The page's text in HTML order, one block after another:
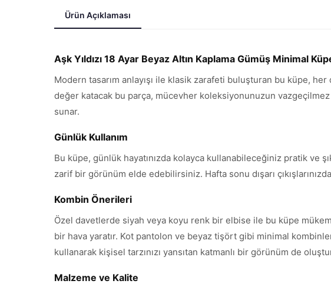
Ürün Açıklaması
Aşk Yıldızı 18 Ayar Beyaz Altın Kaplama Gümüş Minimal
Modern tasarım anlayışı ile klasik zarafeti buluşturan bu küpe, her
değer katacak bu parça, mücevher koleksiyonunuzun
sunar.
Günlük Kullanım
Bu küpe, günlük hayatınızda kolayca kullanabileceğiniz pratik
zarif bir görünüm elde edebilirsiniz. Hafta sonu dışarı
Kombin Önerileri
Özel davetlerde siyah veya koyu renk bir elbise ile bu küpe
bir hava yaratır. Kot pantolon ve beyaz tişört gibi minimal
kullanarak kişisel tarzınızı yansıtan katmanlı bir görünüm de
Malzeme ve Kalite